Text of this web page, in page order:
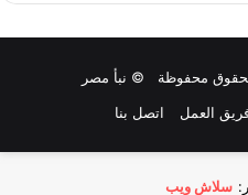
العمل اتصل بنا
سلاش ويب